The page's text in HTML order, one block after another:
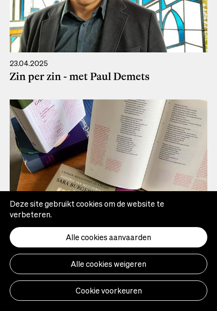
23.04.2025
Zin per zin - met Paul Demets
04.04.2025
Colloquium hertalen
Deze site gebruikt cookies om de website te
verbeteren.
Cookie voorkeuren
Alle cookies weigeren
Alle cookies aanvaarden